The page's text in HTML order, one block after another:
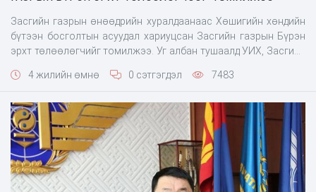
Засгийн газрын өнөөдрийн хуралдаанаас Хөшигийн хөндийн
бүтээн босголтын асуудал хариуцсан Засгийн газрын Бүрэн
эрхт төлөөлөгчийг томилжээ. Уг албан тушаалд УИХ, Засгийн
Д.Оюунхоролыг боловсролын байдал: 1981 онд Төв аймгийн
4 жилийн өмнө 0 сэтгэгдэл 7483